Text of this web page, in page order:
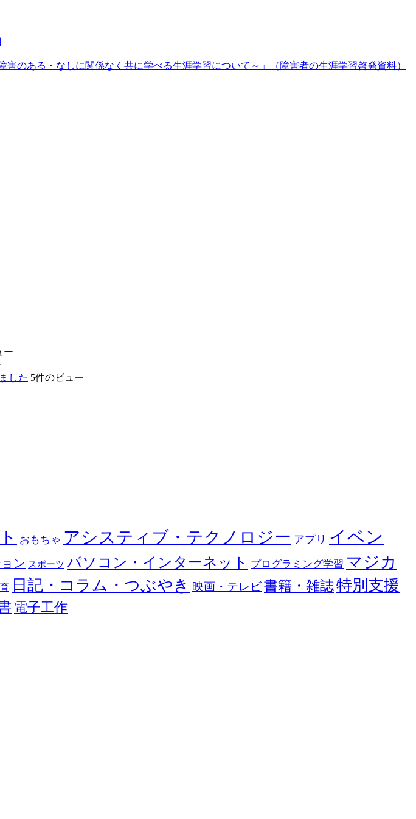
ある・なしに関係なく共に学べる生涯学習について～」（障害者の生涯学習啓発資料）
ー
した 5件のビュー
おもちゃ アシスティブ・テクノロジー アプリ イベン
ン スポーツ パソコン・インターネット プログラミング学習 マジカ
日記・コラム・つぶやき 映画・テレビ書籍・雑誌特別支援
電子工作